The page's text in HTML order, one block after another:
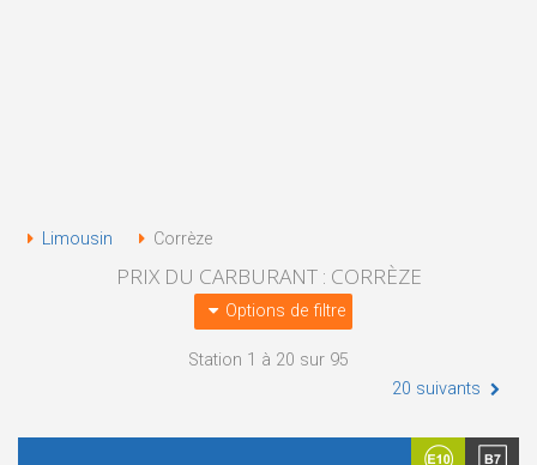
Limousin Corrèze
PRIX DU CARBURANT : CORRÈZE
Options de filtre
Station 1 à 20 sur 95
20 suivants